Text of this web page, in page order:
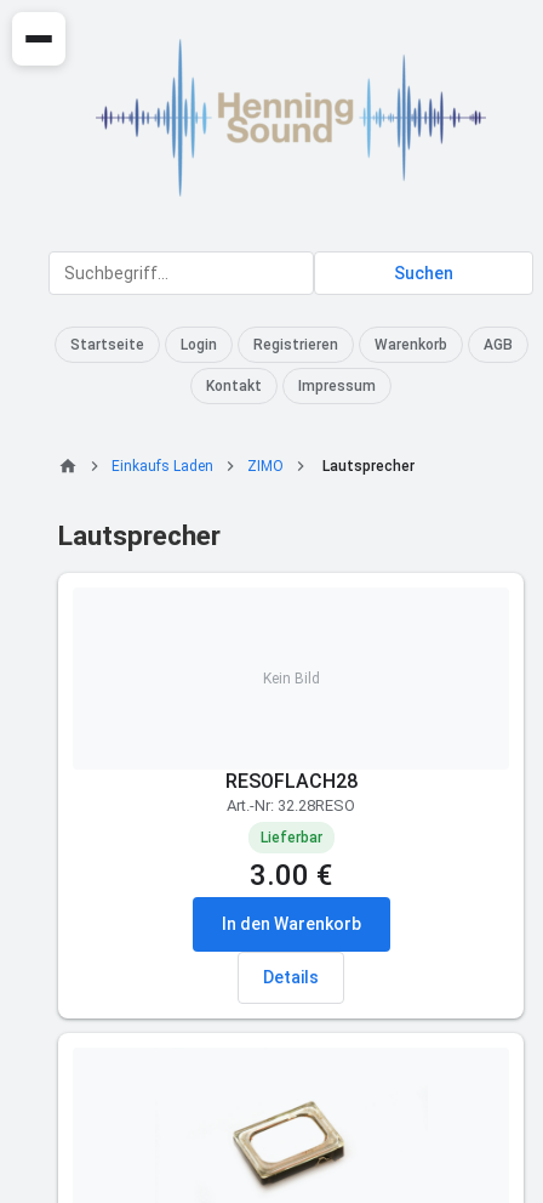
Suchen
Startseite Login Registrieren Warenkorb AGB
Kontakt Impressum
Einkaufs Laden ZIMO Lautsprecher
Lautsprecher
Kein Bild
RESOFLACH28
Art.-Nr: 32.28RESO
Lieferbar
3.00 €
In den Warenkorb
Details